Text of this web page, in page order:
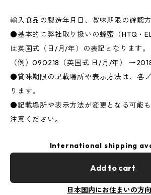
輸入食品の製造年月日、賞味期限の確認
●基本的に弊社取り扱いの蜂蜜（HTQ・
は英国式（日/月/年）の表記となります。
（例）090218（英国式 日/月/年）
●賞味期限の記載場所や表示方法は、各
ります。
●記載場所や表示方法が変更となる可能
注意ください。
International shipping
Add to cart
日本国内にお住まいの方